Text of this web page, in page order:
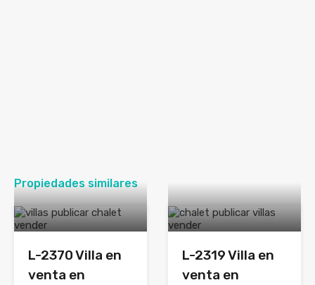
Propiedades similares
L-2370 Villa en
venta en
L-2319 Villa en
venta en